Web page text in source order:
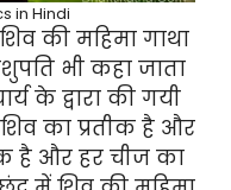
in Hindi
की महिमा गाथा
भी कहा जाता
के द्वारा की गयी
का प्रतीक है और
है और हर चीज का